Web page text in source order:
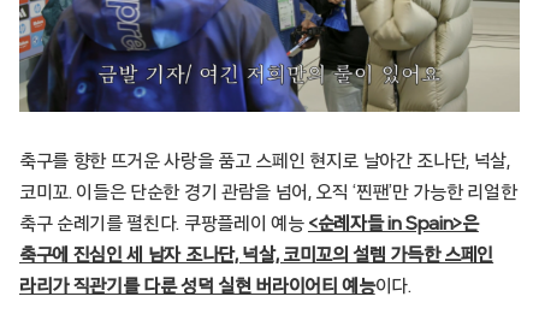
축구를 향한 뜨거운 사랑을 품고 스페인 현지로 날아간 조나단, 넉살,
코미꼬. 이들은 단순한 경기 관람을 넘어, 오직 ‘찐팬’만 가능한 리얼한
축구 순례기를 펼친다. 쿠팡플레이 예능 <순례자들 in Spain>은
축구에 진심인 세 남자 조나단, 넉살, 코미꼬의 설렘 가득한 스페인
라리가 직관기를 다룬 성덕 실현 버라이어티 예능이다.